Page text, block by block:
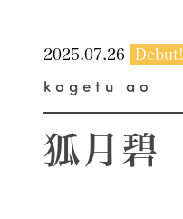
2025.07.26 Debut!
kogetu ao
狐月碧